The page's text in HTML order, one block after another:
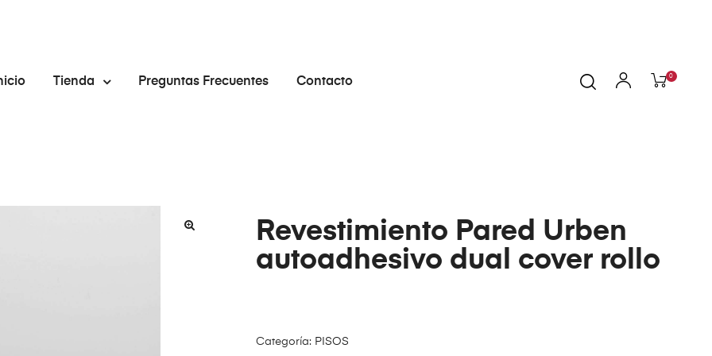
Tienda Preguntas Frecuentes Contacto 0
Revestimiento Pared Urben
autoadhesivo dual cover rollo
Categoría: PISOS